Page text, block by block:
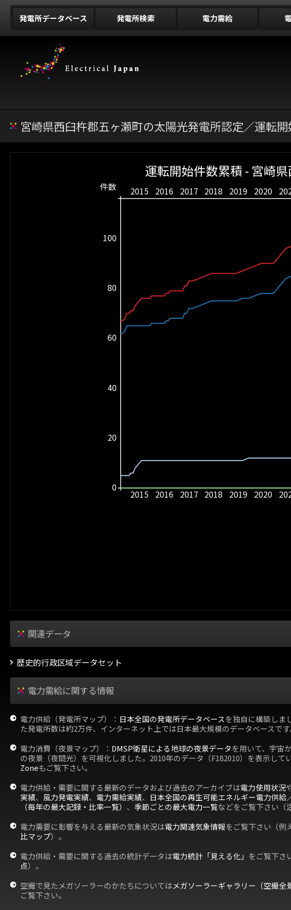
発電所データベース 発電所検索 電力需給
宮崎県西臼杵郡五ヶ瀬町の太陽光発電所認定／運転開
2015 2016 2017 2018 2019 2020
2015 2016 2017 2018 2019 2020
0
20
40
60
80
100
件数
運転開始件数累積 - 宮崎
関連データ
歴史的行政区域データセット
電力需給に関する情報
電力供給（発電所マップ）： 日本全国の発電所データベースを独自に構築しま
た発電所数は約2万件、インターネット上では日本最大規模のデータベースです
電力消費（夜景マップ）： DMSP衛星による地球の夜景データを用いて、宇宙
の夜景（夜間光）を可視化しました。2010年のデータ（F182010）を表示してい
Zoneもご覧下さい。
電力供給・需要に関する最新のデータおよび過去のアーカイブは電力使用状況
実績、 風力発電実績、 電力需給実績、 日本全国の再生可能エネルギー電力供給
（毎年の最大記録・比率一覧） 、 季節ごとの最大電力一覧などをご覧下さい（
電力需要に影響を与える最新の気象状況は電力関連気象情報をご覧下さい（例
比マップ）。
電力供給・需要に関する過去の統計データは電力統計「見える化」 をご覧下さ
点）。
空撮で見たメガソーラーのかたちについてはメガソーラーギャラリー（空撮全
ご覧下さい。